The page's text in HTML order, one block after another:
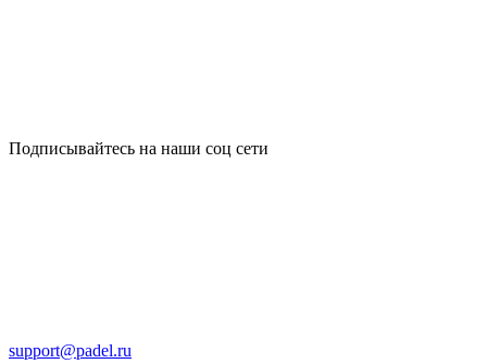
Подписывайтесь на наши соц сети
support@padel.ru